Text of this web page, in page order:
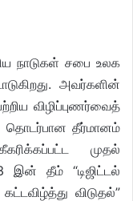
நாடுகள் சபை உலக
அவர்களின்
விழிப்புணர்வைத்
தொடர்பான தீர்மானம்
முதல்
இன் தீம் “டிஜிட்டல்
விடுதல்”